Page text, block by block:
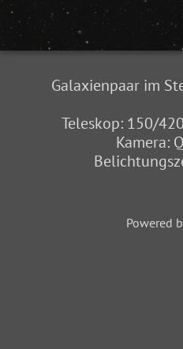
Galaxienpaar im
Teleskop: 150/
Kamera:
Powered